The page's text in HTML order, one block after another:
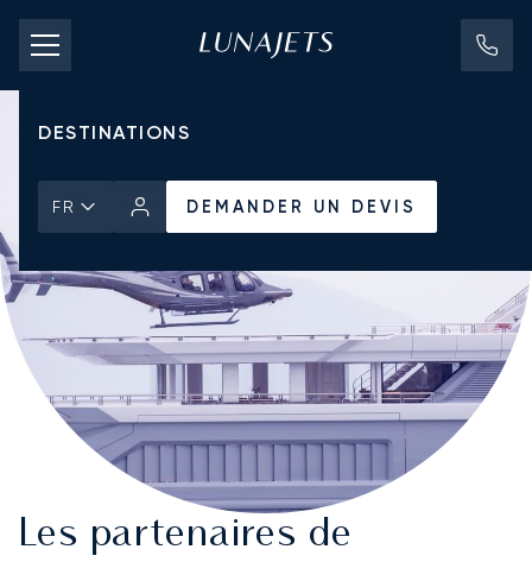
TARIFS D'AFFRÈTEMENT
JETS PRIVÉS
DESTINATIONS
FR DEMANDER UN DEVIS
Les partenaires de